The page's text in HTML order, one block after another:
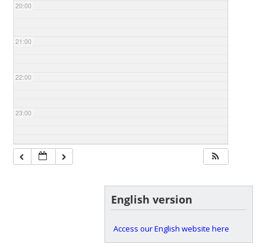
20:00
21:00
22:00
23:00
English version
Access our English website here